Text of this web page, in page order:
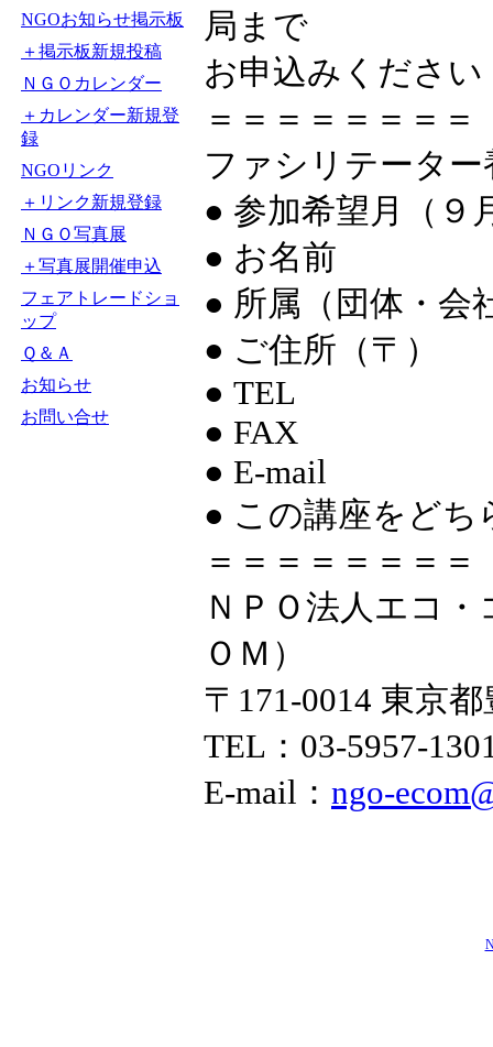
NGOお知らせ掲示板
＋掲示板新規投稿
ＮＧＯカレンダー
＋カレンダー新規登
録
NGOリンク
＋リンク新規登録
ＮＧＯ写真展
＋写真展開催申込
フェアトレードショ
ップ
Ｑ＆Ａ
お知らせ
お問い合せ
局まで
お申込みください
＝＝＝＝＝＝＝＝
ファシリテータ
● 参加希望月（９
● お名前
● 所属（団体・会
● ご住所（〒）
● TEL
● FAX
● E-mail
● この講座をど
＝＝＝＝＝＝＝＝
ＮＰＯ法人エコ
ＯＭ）
〒171-0014 東京
TEL：03-5957-
E-mail： ngo-